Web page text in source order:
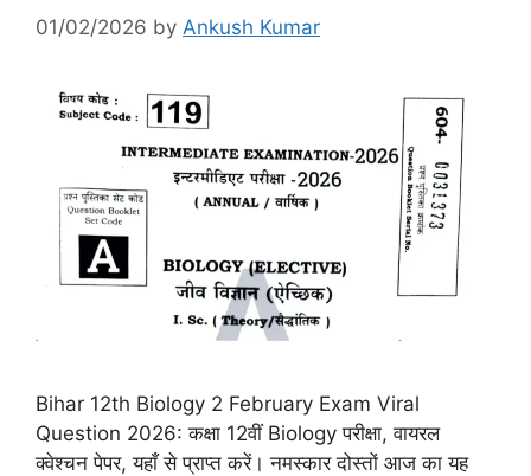
01/02/2026 by Ankush Kumar
Bihar 12th Biology 2 February Exam Viral
Question 2026: कक्षा 12वीं Biology परीक्षा, वायरल
क्वेश्चन पेपर, यहाँ से प्राप्त करें। नमस्कार दोस्तों आज का यह